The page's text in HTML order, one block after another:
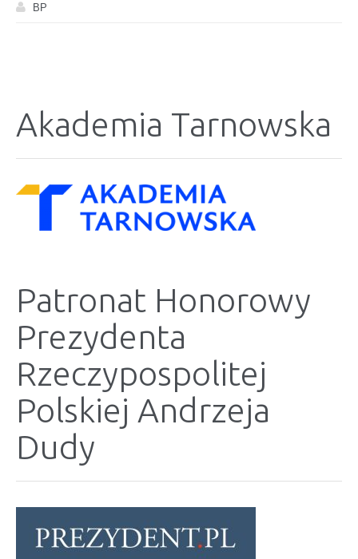
BP
Akademia Tarnowska
Patronat Honorowy
Prezydenta
Rzeczypospolitej
Polskiej Andrzeja
Dudy